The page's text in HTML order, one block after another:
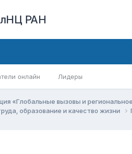
РАН
онлайн Лидеры
«Глобальные вызовы и
образование и качество жизни